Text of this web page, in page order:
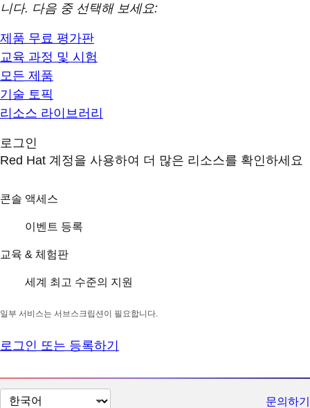
니다. 다음 중 선택해 보세요:
제품 무료 평가판
교육 과정 및 시험
모든 제품
기술 토픽
리소스 라이브러리
로그인
Red Hat 계정을 사용하여 더 많은 리소스를 확인하세요
콘솔 액세스
이벤트 등록
교육 & 체험판
세계 최고 수준의 지원
일부 서비스는 서브스크립션이 필요합니다.
로그인 또는 등록하기
페
문의하기